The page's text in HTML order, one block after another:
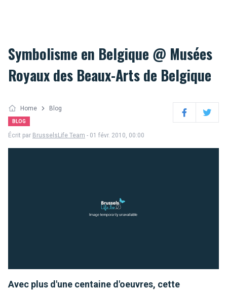
Symbolisme en Belgique @ Musées
Royaux des Beaux-Arts de Belgique
Home Blog
BLOG FacebookTwitter
Écrit par BrusselsLife Team - 01 févr. 2010, 00:00
Avec plus d'une centaine d'oeuvres, cette